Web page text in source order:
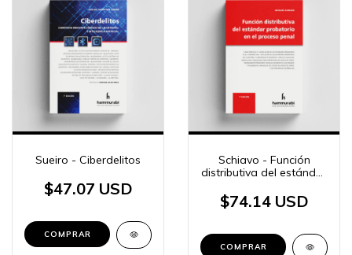
Sueiro - Ciberdelitos
$47.07 USD
COMPRAR
Schiavo - Función
distributiva del estándar
proceso penal
$74.14 USD
COMPRAR